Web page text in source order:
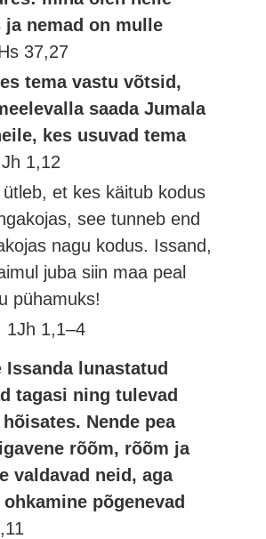
ja nemad on mulle
37,27
tema vastu võtsid,
saada Jumala
kes usuvad tema
Jh 1,12
et kes käitub kodus
see tunneb end
nagu kodus. Issand,
juba siin maa peal
pühamuks!
1Jh 1,1–4
Issanda lunastatud
tagasi ning tulevad
Nende pea
rõõm, rõõm ja
valdavad neid, aga
põgenevad